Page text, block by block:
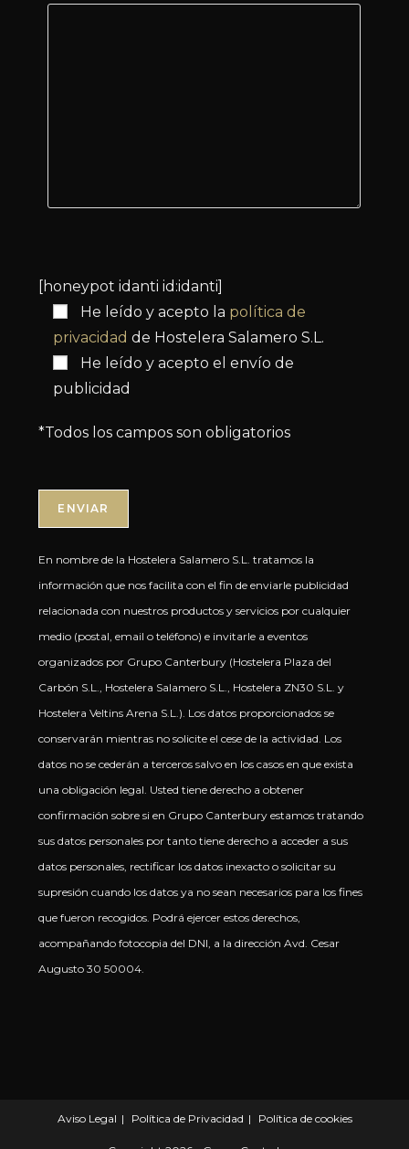
[honeypot idanti id:idanti]
He leído y acepto la política de
privacidad de Hostelera Salamero S.L.
He leído y acepto el envío de
publicidad
*Todos los campos son obligatorios
En nombre de la Hostelera Salamero S.L. tratamos la
información que nos facilita con el fin de enviarle publicidad
relacionada con nuestros productos y servicios por cualquier
medio (postal, email o teléfono) e invitarle a eventos
organizados por Grupo Canterbury (Hostelera Plaza del
Carbón S.L., Hostelera Salamero S.L., Hostelera ZN30 S.L. y
Hostelera Veltins Arena S.L.). Los datos proporcionados se
conservarán mientras no solicite el cese de la actividad. Los
datos no se cederán a terceros salvo en los casos en que exista
una obligación legal. Usted tiene derecho a obtener
confirmación sobre si en Grupo Canterbury estamos tratando
sus datos personales por tanto tiene derecho a acceder a sus
datos personales, rectificar los datos inexacto o solicitar su
supresión cuando los datos ya no sean necesarios para los fines
que fueron recogidos. Podrá ejercer estos derechos,
acompañando fotocopia del DNI, a la dirección Avd. Cesar
Augusto 30 50004.
Aviso Legal Política de Privacidad Política de cookies